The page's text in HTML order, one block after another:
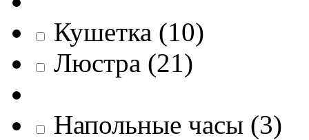
Кушетка (10)
Люстра (21)
Напольные часы (3)